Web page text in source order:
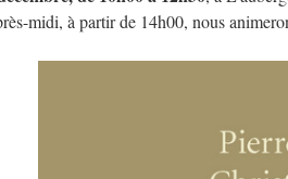
midi, à partir de 14h00, nous